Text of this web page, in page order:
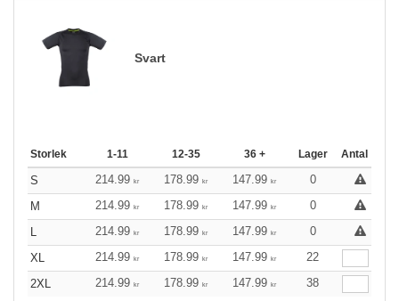
Svart
Storlek 1-11 12-35 36 + Lager Antal
S 214.99 kr 178.99 kr 147.99 kr
0
M
214.99 kr 178.99 kr 147.99 kr
0
L
214.99 kr 178.99 kr 147.99 kr
0
XL
214.99 kr 178.99 kr 147.99 kr
22
2XL
214.99 kr 178.99 kr 147.99 kr 38